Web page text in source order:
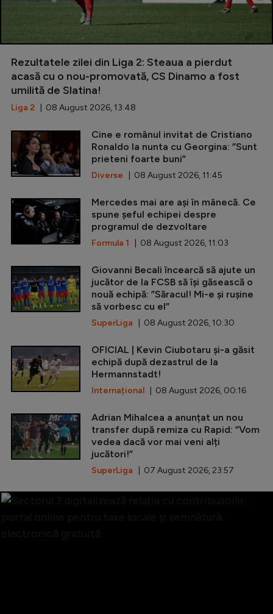
Rezultatele zilei din Liga 2: Steaua a pierdut
acasă cu o nou-promovată, CS Dinamo a fost
umilită de Slatina!
Liga 2 | 08 August 2026, 13:48
Cine e românul invitat de Cristiano
Ronaldo la nunta cu Georgina: ”Sunt
prieteni foarte buni”
Diverse | 08 August 2026, 11:45
Mercedes mai are ași în mânecă. Ce
spune șeful echipei despre
programul de dezvoltare
Formula 1 | 08 August 2026, 11:03
Giovanni Becali încearcă să ajute un
jucător de la FCSB să își găsească o
nouă echipă: ”Săracul! Mi-e și rușine
să vorbesc cu el”
SuperLiga | 08 August 2026, 10:30
OFICIAL | Kevin Ciubotaru și-a găsit
echipă după dezastrul de la
Hermannstadt!
Internațional | 08 August 2026, 00:16
Adrian Mihalcea a anunțat un nou
transfer după remiza cu Rapid: ”Vom
vedea dacă vor mai veni alți
jucători!”
SuperLiga | 07 August 2026, 23:57